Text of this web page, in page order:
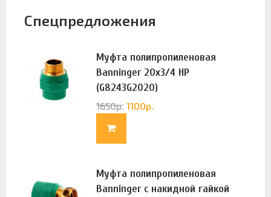
Спецпредложения
Муфта полипропиленовая
Banninger 20х3/4 НР
(G8243G2020)
1650р. 1100р.
Муфта полипропиленовая
Banninger с накидной гайкой